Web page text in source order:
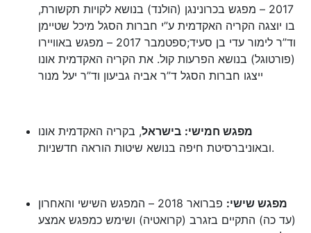
2017 – מפגש בכרונינגן (הולנד) בנושא לקויות תקשורת,
בו יוצגה הקריה האקדמית ע”י חברות הסגל מיכל שטיימן
וד”ר לימור עדי בן סעיד;ספטמבר 2017 – מפגש באוויירו
(פורטוגל) בנושא הפרעות קול. את הקריה האקדמית אונו
ייצגו חברות הסגל ד”ר אביה גביעון וד”ר יעל מנור
מפגש חמישי: בישראל, בקריה האקדמית אונו
ובאוניברסיטת חיפה בנושא שיטות הוראה חדשניות.
מפגש שישי:
פברואר 2018 – המפגש השישי והאחרון
(עד כה) התקיים בזגרב (קרואטיה) ושימש כמפגש אמצע